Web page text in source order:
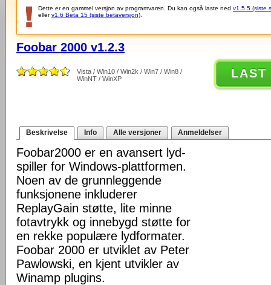
Dette er en gammel versjon av programvaren. Du kan også laste ned v1.5.5 (siste
ellerv1.6 Beta 15 (siste betaversjon)
Foobar 2000 v1.2.3
Vista / Win10 / Win2k / Win7 / Win8 /
WinNT / WinXP
LAST
Beskrivelse Info Alle versjoner Anmeldelser
Foobar2000 er en avansert lyd-
spiller for Windows-plattformen.
Noen av de grunnleggende
funksjonene inkluderer
ReplayGain støtte, lite minne
fotavtrykk og innebygd støtte for
en rekke populære lydformater.
Foobar 2000 er utviklet av Peter
Pawlowski, en kjent utvikler av
Winamp plugins.